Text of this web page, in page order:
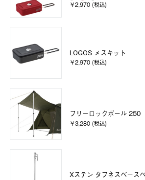
￥2,970 (税込)
LOGOS メスキット
￥2,970 (税込)
フリーロックポール 250
￥3,280 (税込)
Xステン タフネスベース